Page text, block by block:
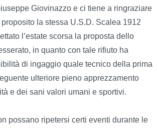
Giovinazzo e ci tiene a ringraziare
la stessa U.S.D. Scalea 1912
l’estate scorsa la proposta dello
in quanto con tale rifiuto ha
di ingaggio quale tecnico della prima
ulteriore pieno apprezzamento
e dei sani valori umani e sportivi.
possano ripetersi certi eventi durante le